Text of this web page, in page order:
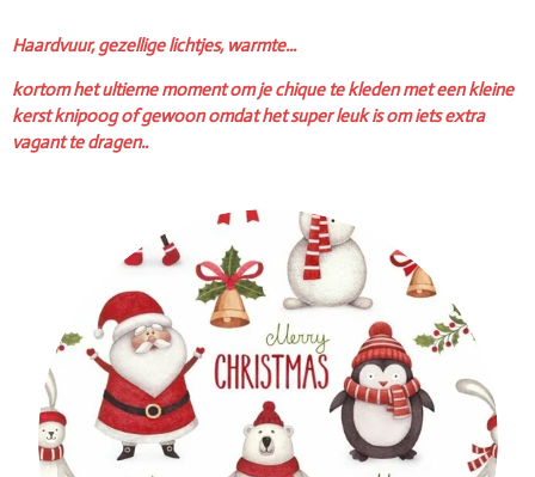
Haardvuur, gezellige lichtjes, warmte...
kortom het ultieme moment om je chique te kleden met een kleine
kerst knipoog of gewoon omdat het super leuk is om iets extra
vagant te dragen..